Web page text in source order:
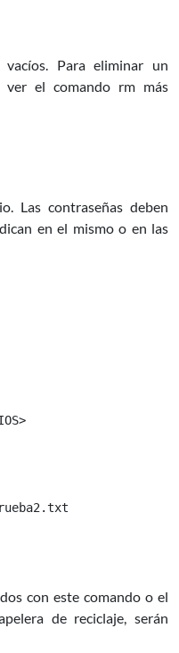
Para eliminar un
el comando rm más
Las contraseñas deben
en el mismo o en las
con este comando o el
de reciclaje, serán